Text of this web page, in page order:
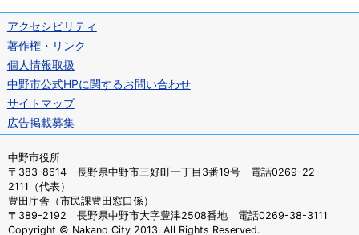
アクセシビリティ
著作権・リンク
個人情報取扱
中野市公式HPに関するお問い合わせ
サイトマップ
広告掲載募集
中野市役所
〒383-8614 長野県中野市三好町一丁目3番19号 電話0269-22-
2111（代表）
豊田庁舎（市民課豊田窓口係）
〒389-2192 長野県中野市大字豊津2508番地 電話0269-38-3111
Copyright © Nakano City 2013. All Rights Reserved.